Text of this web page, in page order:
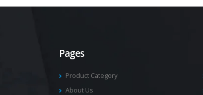
Pages
Product Category
About Us